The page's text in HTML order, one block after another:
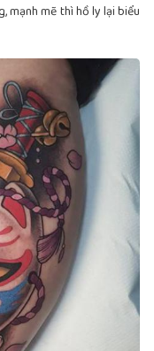
mạnh mẽ thì hồ ly lại biểu